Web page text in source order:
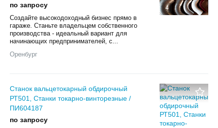
4
по запросу
Создайте высокодоходный бизнес прямо в
гараже. Станьте владельцем собственного
производства - идеальный вариант для
начинающих предпринимателей, с...
Оренбург
Станок вальцетокарный обдирочный
РТ501, Станки токарно-винторезные /
ПИ604187
по запросу